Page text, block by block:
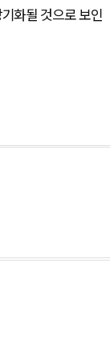
화될 것으로 보인